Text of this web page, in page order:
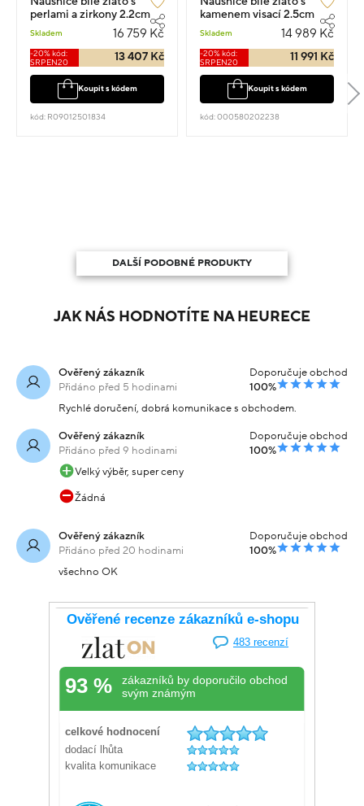
perlami a zirkony 2.2cm
Skladem 16 759 Kč
-20% kód:
SRPEN20
13 407 Kč
Koupit s kódem
kód: R09012501834
kamenem visací 2.5cm
2.4g s diamanty 0.020ct
Skladem 14 989 Kč
-20% kód:
SRPEN20
11 991 Kč
Koupit s kódem
kód: 000580202238
DALŠÍ PODOBNÉ PRODUKTY
JAK NÁS HODNOTÍTE NA HEURECE
Ověřený zákazník
Přidáno před 5 hodinami
Doporučuje obchod
100%
Rychlé doručení, dobrá komunikace s obchodem.
Ověřený zákazník
Přidáno před 9 hodinami
Doporučuje obchod
100%
Velký výběr, super ceny
Žádná
Ověřený zákazník
Přidáno před 20 hodinami
Doporučuje obchod
100%
všechno OK